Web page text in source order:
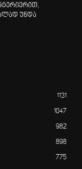
უნდა
1131
1047
982
898
775